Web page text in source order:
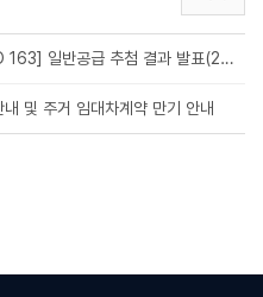
[연신내역 THE STUDIO 163] 일반공급 추첨 결과 발표(26년4월30일 모집공고 결과)
및 주거 임대차계약 만기 안내